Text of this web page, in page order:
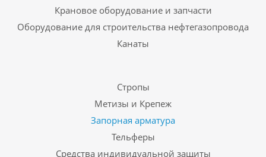
Крановое оборудование и запчасти
Оборудование для строительства нефтегазопровода
Канаты
Стропы
Метизы и Крепеж
Запорная арматура
Тельферы
Средства индивидуальной защиты